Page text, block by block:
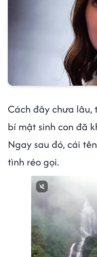
Cách đây chưa lâu,
bí mật sinh con đã
Ngay sau đó, cái
tình réo gọi.
Next video in 1